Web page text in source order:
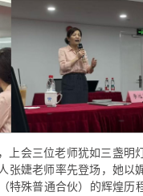
上会三位老师犹如三盏明
张婕老师率先登场，她以
特殊普通合伙）的辉煌历